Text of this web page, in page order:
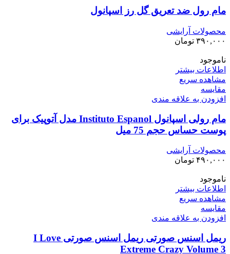
مام رول ضد تعریق گل رز اسپانول
محصولات آرایشی
۳۹۰,۰۰۰ تومان
ناموجود
اطلاعات بیشتر
مشاهده سریع
مقایسه
افزودن به علاقه مندی
مام رولی اسپانول Instituto Espanol مدل آتوپیک برای
پوست حساس حجم 75 میل
محصولات آرایشی
۴۹۰,۰۰۰ تومان
ناموجود
اطلاعات بیشتر
مشاهده سریع
مقایسه
افزودن به علاقه مندی
ریمل اسنس صورتی ریمل اسنس صورتی I Love
Extreme Crazy Volume 3